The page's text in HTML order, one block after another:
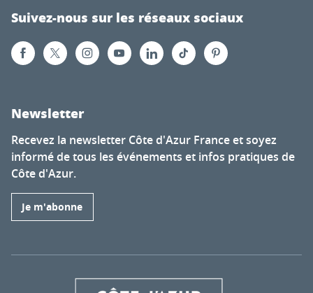
Suivez-nous sur les réseaux sociaux
Newsletter
Recevez la newsletter Côte d'Azur France et soyez
informé de tous les événements et infos pratiques de
Côte d'Azur.
Je m'abonne